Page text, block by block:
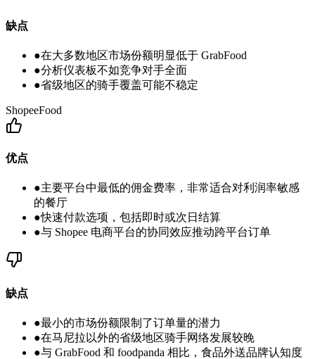
缺点
●在大多数地区市场份额明显低于 GrabFood
●分析仪表板不如竞争对手全面
●省级地区的骑手覆盖可能不稳定
ShopeeFood
优点
●主要平台中最低的佣金费率，非常适合对利润率敏感
的餐厅
●快速付款选项，包括即时或次日结算
●与 Shopee 电商平台的协同效应推动跨平台订单
缺点
●最小的市场份额限制了订单量的潜力
●在马尼拉以外的省级地区骑手网络发展较晚
●与 GrabFood 和 foodpanda 相比，食品外送品牌认知度